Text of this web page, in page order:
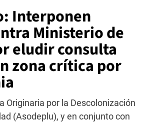
Interponen
Ministerio de
eludir consulta
zona crítica por
Originaria por la Descolonización
(Asodeplu), y en conjunto con